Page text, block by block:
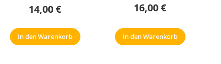
14,00 €
In den Warenkorb
16,00 €
In den Warenkorb